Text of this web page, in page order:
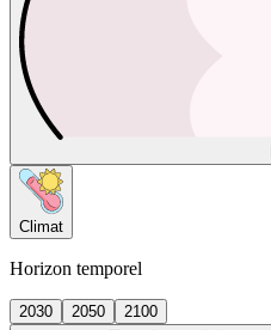
Climat
Horizon temporel
2030 2050
2100